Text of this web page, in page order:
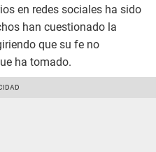
en redes sociales ha sido
han cuestionado la
que su fe no
ha tomado.